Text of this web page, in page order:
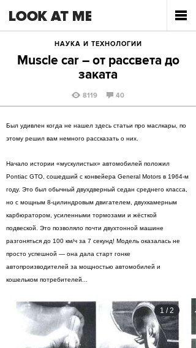
НАУКА И ТЕХНОЛОГИИ
Muscle car – от рассвета до
заката
8119 40
Был удивлен когда не нашел здесь статьи про маслкары, по
этому решил вам немного рассказать о них.
Начало истории «мускулистых» автомобилей положил
Pontiac GTO, сошедший с конвейера General Motors в 1964-м
году. Это был обычный двухдверный седан среднего класса,
но с мощным 8-цилиндровым двигателем, двухкамерным
карбюратором, усиленными тормозами и жёсткой
подвеской. Это позволяло почти двухтонной машине
разгоняться до 100 км/ч за 7 секунд! Модель оказалась не
просто успешной — она дала старт гонке
автопроизводителей за мощностью автомобилей и
кошельком потребителей...
1 /2